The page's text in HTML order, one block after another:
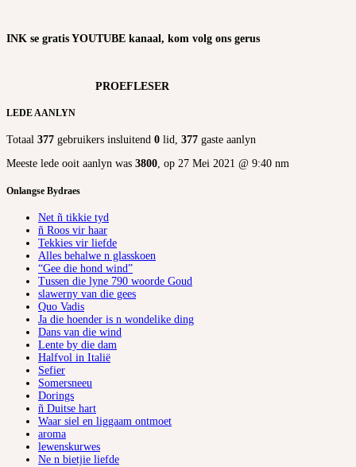
INK se gratis YOUTUBE kanaal, kom volg ons gerus
PROEFLESER
LEDE AANLYN
Totaal 377 gebruikers insluitend 0 lid, 377 gaste aanlyn
Meeste lede ooit aanlyn was 3800, op 27 Mei 2021 @ 9:40 nm
Onlangse Bydraes
Net ñ tikkie tyd
ñ Roos vir haar
Tekkies vir liefde
Alles behalwe n glasskoen
“Gee die hond wind”
Tussen die lyne 790 woorde Goud
slawerny van die gees
Quo Vadis
Ja die hoender is n wondelike ding
Dans van die wind
Lente by die dam
Halfvol in Italië
Sefier
Somersneeu
Dorings
ñ Duitse hart
Waar siel en liggaam ontmoet
aroma
lewenskurwes
Ne n bietjie liefde